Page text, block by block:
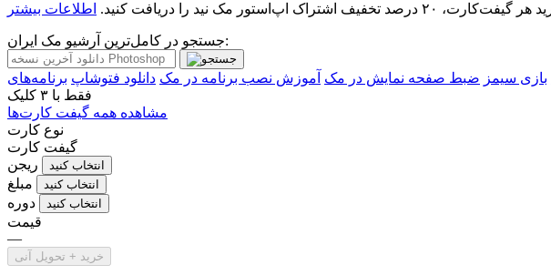
اطلاعات بیشتر
جستجو در کامل‌ترین آرشیو مک ایران:
بازی سیمز ضبط صفحه نمایش در مک آموزش نصب برنامه در مک دانلود فتوشاپ
فقط با ۳ کلیک
مشاهده همه گیفت کارت‌ها
نوع کارت
گیفت کارت
ریجن
انتخاب کنید
مبلغ انتخاب کنید
دوره انتخاب کنید
قیمت
—
خرید + تحویل آنی